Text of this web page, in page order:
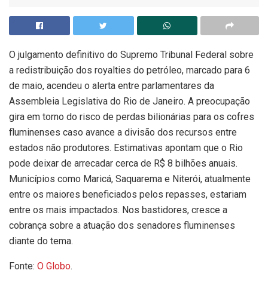
O julgamento definitivo do Supremo Tribunal Federal sobre
a redistribuição dos royalties do petróleo, marcado para 6
de maio, acendeu o alerta entre parlamentares da
Assembleia Legislativa do Rio de Janeiro. A preocupação
gira em torno do risco de perdas bilionárias para os cofres
fluminenses caso avance a divisão dos recursos entre
estados não produtores. Estimativas apontam que o Rio
pode deixar de arrecadar cerca de R$ 8 bilhões anuais.
Municípios como Maricá, Saquarema e Niterói, atualmente
entre os maiores beneficiados pelos repasses, estariam
entre os mais impactados. Nos bastidores, cresce a
cobrança sobre a atuação dos senadores fluminenses
diante do tema.
Fonte: O Globo.